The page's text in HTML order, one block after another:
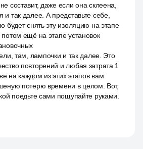
составит, даже если она склеена,
и так далее. А представьте себе,
будет снять эту изоляцию на этапе
ещё на этапе установок
там, лампочки и так далее. Это
повторений и любая затрата 1
на каждом из этих этапов вам
потерю времени в целом. Вот,
поедьте сами пощупайте руками.